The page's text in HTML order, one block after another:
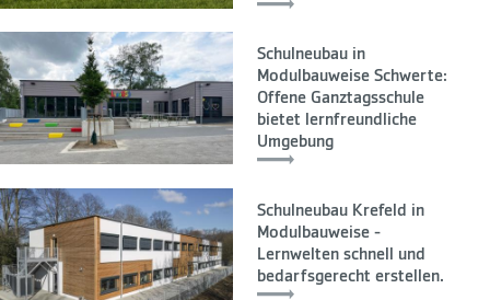
Schulneubau in
Modulbauweise Schwerte:
Offene Ganztagsschule
bietet lernfreundliche
Umgebung
Schulneubau Krefeld in
Modulbauweise -
Lernwelten schnell und
bedarfsgerecht erstellen.